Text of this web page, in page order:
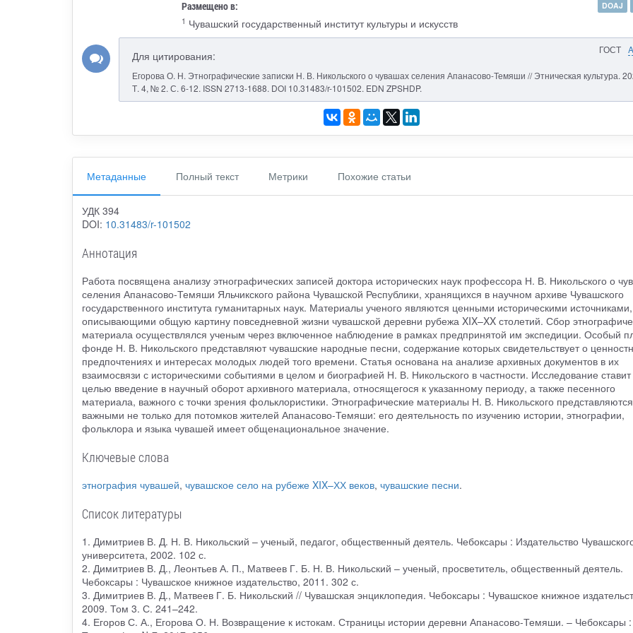
Размещено в:
DOAJ
1 Чувашский государственный институт культуры и искусств
ГОСТ
Для цитирования:
Егорова О. Н. Этнографические записки Н. В. Никольского о чувашах селения Апанасово-Темяши // Этническая культура.
Т. 4, № 2. С. 6-12. ISSN 2713-1688. DOI 10.31483/r-101502. EDN ZPSHDP.
Метаданные Полный текст Метрики Похожие статьи
УДК 394
DOI: 10.31483/r-101502
Аннотация
Работа посвящена анализу этнографических записей доктора исторических наук профессора Н. В. Никольского о
селения Апанасово-Темяши Яльчикского района Чувашской Республики, хранящихся в научном архиве Чувашского
государственного института гуманитарных наук. Материалы ученого являются ценными историческими источниками,
описывающими общую картину повседневной жизни чувашской деревни рубежа XIX–XX столетий. Сбор
материала осуществлялся ученым через включенное наблюдение в рамках предпринятой им экспедиции. Особый
фонде Н. В. Никольского представляют чувашские народные песни, содержание которых свидетельствует о
предпочтениях и интересах молодых людей того времени. Статья основана на анализе архивных документов в их
взаимосвязи с историческими событиями в целом и биографией Н. В. Никольского в частности. Исследование ставит
целью введение в научный оборот архивного материала, относящегося к указанному периоду, а также песенного
материала, важного с точки зрения фольклористики. Этнографические материалы Н. В. Никольского представляются
важными не только для потомков жителей Апанасово-Темяши: его деятельность по изучению истории, этнографии,
фольклора и языка чувашей имеет общенациональное значение.
Ключевые слова
этнография чувашей, чувашское село на рубеже XIX–ХХ веков, чувашские песни.
Список литературы
1. Димитриев В. Д. Н. В. Никольский – ученый, педагог, общественный деятель. Чебоксары : Издательство
университета, 2002. 102 с.
2. Димитриев В. Д., Леонтьев А. П., Матвеев Г. Б. Н. В. Никольский – ученый, просветитель, общественный деятель.
Чебоксары : Чувашское книжное издательство, 2011. 302 с.
3. Димитриев В. Д., Матвеев Г. Б. Никольский // Чувашская энциклопедия. Чебоксары : Чувашское книжное
2009. Том 3. С. 241–242.
4. Егоров С. А., Егорова О. Н. Возвращение к истокам. Страницы истории деревни Апанасово-Темяши. – Чебоксары :